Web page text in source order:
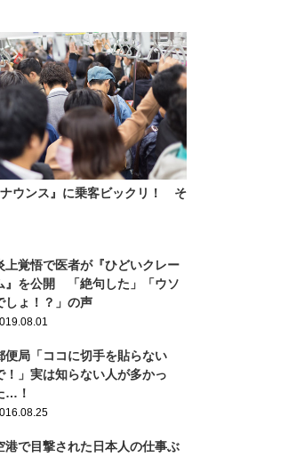
ナウンス』に乗客ビックリ！ そ
上覚悟で医者が『ひどいクレー
』を公開 「絶句した」「ウソ
しょ！？」の声
便局「ココに切手を貼らない
！」実は知らない人が多かっ
…！
港で目撃された日本人の仕事ぶ